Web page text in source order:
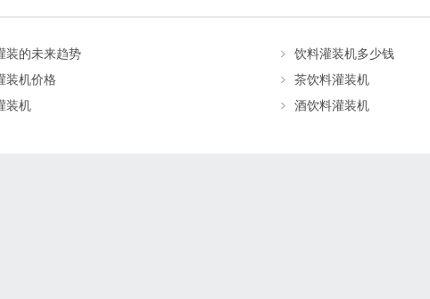
装的未来趋势
饮料灌装机多少钱
装机价格
茶饮料灌装机
装机
酒饮料灌装机